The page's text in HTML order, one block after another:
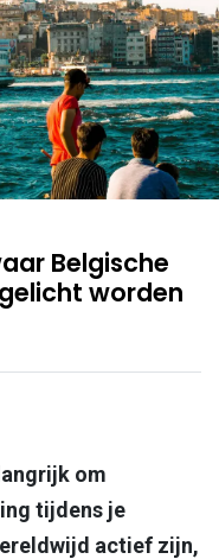
Belgische
worden
om
tijdens je
actief zijn,